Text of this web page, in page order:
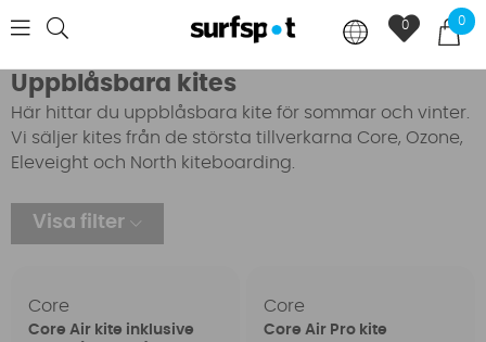
0
0
Uppblåsbara kites
Här hittar du uppblåsbara kite för sommar och vinter.
Vi säljer kites från de största tillverkarna Core, Ozone,
Eleveight och North kiteboarding.
Visa filter
Core
Core Air kite inklusive
Core
Core Air Pro kite